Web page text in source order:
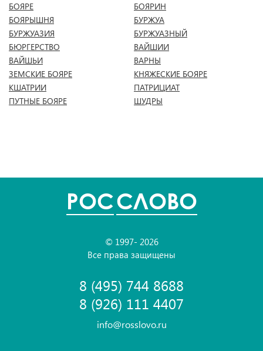
БОЯРЕ
БОЯРИН
БОЯРЫШНЯ
БУРЖУА
БУРЖУАЗИЯ
БУРЖУАЗНЫЙ
БЮРГЕРСТВО
ВАЙШИИ
ВАЙШЬИ
ВАРНЫ
ЗЕМСКИЕ БОЯРЕ
КНЯЖЕСКИЕ БОЯРЕ
КШАТРИИ
ПАТРИЦИАТ
ПУТНЫЕ БОЯРЕ
ШУДРЫ
POCСЛОВО
© 1997- 2026
Все права защищены
8 (495) 744 8688
8 (926) 111 4407
info@rosslovo.ru